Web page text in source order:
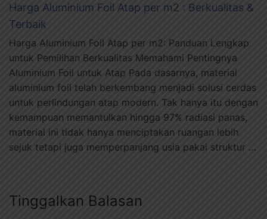
Harga Aluminium Foil Atap per m2 : Berkualitas &
Terbaik
Harga Aluminium Foil Atap per m2: Panduan Lengkap
untuk Pemilihan Berkualitas Memahami Pentingnya
Aluminium Foil untuk Atap Pada dasarnya, material
aluminium foil telah berkembang menjadi solusi cerdas
untuk perlindungan atap modern. Tak hanya itu dengan
kemampuan memantulkan hingga 97% radiasi panas,
material ini tidak hanya menciptakan ruangan lebih
sejuk tetapi juga memperpanjang usia pakai struktur …
Tinggalkan Balasan